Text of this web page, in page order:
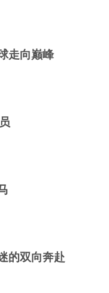
走向巅峰
的双向奔赴